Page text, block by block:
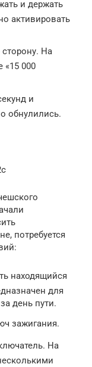
и держать
активировать
сторону. На
«15 000
и
обнулились.
потребуется
находящийся
для
день пути.
зажигания.
На